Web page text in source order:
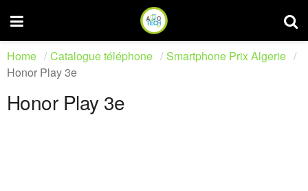
Home Catalogue téléphone
Smartphone Prix Algerie
Honor Play 3e
Honor Play 3e